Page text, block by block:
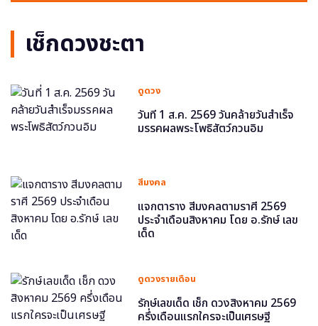
เช็กดวงชะตา
ดูดวง
วันที่ 1 ส.ค. 2569 วันคล้ายวันสำเร็จ
มรรคผลพระโพธิสัตว์กวนอิม
สีมงคล
แจกตาราง สีมงคลตามราศี 2569
ประจำเดือนสิงหาคม โดย อ.รักษ์ เลข
เด็ด
ดูดวงรายเดือน
รักษ์เลขเด็ด เช็ก ดวงสิงหาคม 2569
ครึ่งเดือนแรกใครจะเป็นเศรษฐี